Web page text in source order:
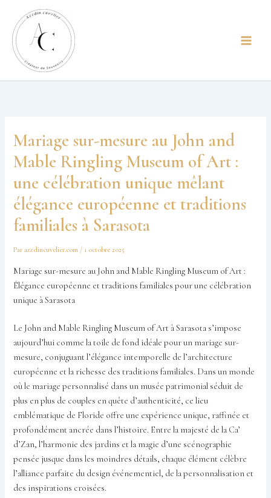
principal
contenu
Mariage sur-mesure au John and
Mable Ringling Museum of Art :
une célébration unique mêlant
élégance européenne et traditions
familiales à Sarasota
Parazzdincuvelier.com / 1 octobre 2025
Mariage sur-mesure au John and Mable Ringling Museum of Art :
Élégance européenne et traditions familiales pour une célébration
unique à Sarasota
Le John and Mable Ringling Museum of Art à Sarasota s’impose
aujourd’hui comme la toile de fond idéale pour un mariage sur-
mesure, conjuguant l’élégance intemporelle de l’architecture
européenne et la richesse des traditions familiales. Dans un monde
où le mariage personnalisé dans un musée patrimonial séduit de
plus en plus de couples en quête d’authenticité, ce lieu
emblématique de Floride offre une expérience unique, raffinée et
profondément ancrée dans l’histoire. Entre la majesté de la Ca’
d’Zan, l’harmonie des jardins et la magie d’une scénographie
pensée jusque dans les moindres détails, chaque élément célèbre
l’alliance parfaite du design événementiel, de la personnalisation et
des inspirations croisées.